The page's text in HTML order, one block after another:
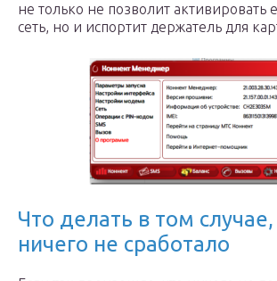
не только не позволит активировать
сеть, но и испортит держатель для
Что делать в том случае,
ничего не сработало